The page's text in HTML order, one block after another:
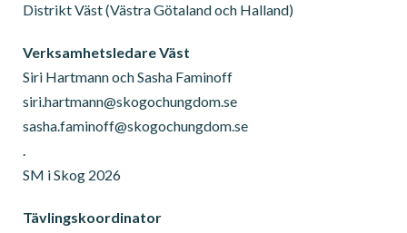
Distrikt Väst (Västra Götaland och Halland)
Verksamhetsledare Väst
Siri Hartmann och Sasha Faminoff
siri.hartmann@skogochungdom.se
sasha.faminoff@skogochungdom.se
.
SM i Skog 2026
Tävlingskoordinator